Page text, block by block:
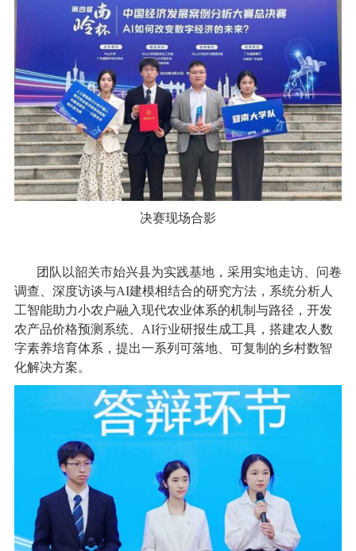
决赛现场合影
团队以韶关市始兴县为实践基地，采用实地走访、问卷
调查、深度访谈与AI建模相结合的研究方法，系统分析人
工智能助力小农户融入现代农业体系的机制与路径，开发
农产品价格预测系统、AI行业研报生成工具，搭建农人数
字素养培育体系，提出一系列可落地、可复制的乡村数智
化解决方案。